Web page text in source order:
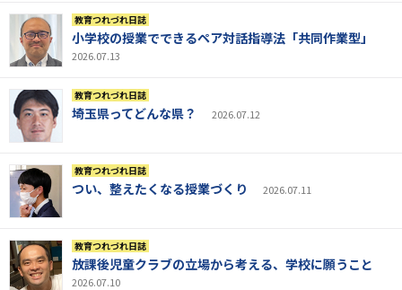
教育つれづれ日誌
小学校の授業でできるペア対話指導法「共同作業型」
2026.07.13
教育つれづれ日誌
埼玉県ってどんな県？ 2026.07.12
教育つれづれ日誌
つい、整えたくなる授業づくり 2026.07.11
教育つれづれ日誌
放課後児童クラブの立場から考える、学校に願うこと
2026.07.10